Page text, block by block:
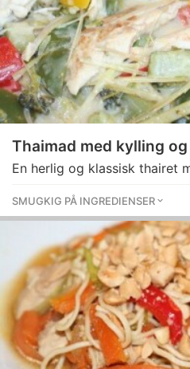
Thaimad med kylling
En herlig og klassisk thairet
SMUGKIG PÅ INGREDIENSER